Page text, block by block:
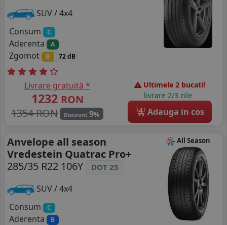
SUV / 4x4
Consum
C
Aderenta A
Zgomot B 72 dB
Livrare gratuită *
1232 RON
1354 RON
Discount 9%
Ultimele 2 bucati!
livrare 2/3 zile
4 Adauga in cos
All Season
Anvelope all season
Vredestein Quatrac Pro+
285/35 R22 106Y
DOT 25
SUV / 4x4
Consum
C
Aderenta B